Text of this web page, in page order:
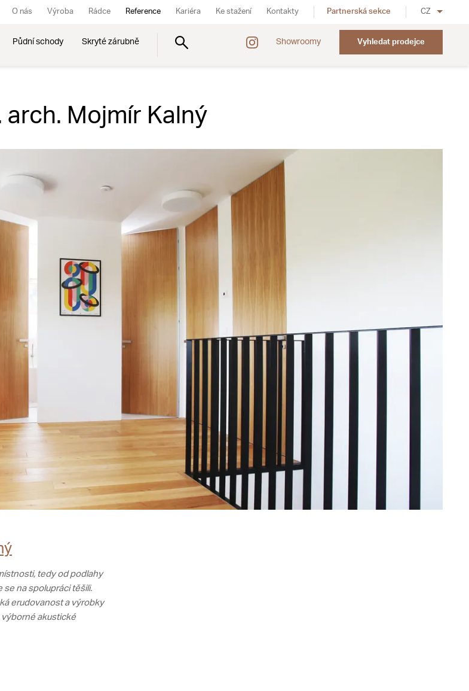
Půdní schody Skryté zárubně Showroomy Vyhledat prodejce
O nás Výroba Rádce Reference Kariéra Ke stažení Kontakty Partnerská sekce CZ
arch. Mojmír Kalný
tedy od podlahy
se na spolupráci těšili.
erudovanost a výrobky
výborné akustické